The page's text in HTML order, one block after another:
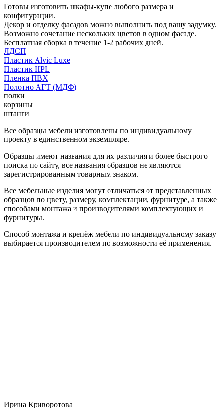
Готовы изготовить шкафы-купе любого размера и
конфигурации.
Декор и отделку фасадов можно выполнить под вашу задумку.
Возможно сочетание нескольких цветов в одном фасаде.
Бесплатная сборка в течение 1-2 рабочих дней.
ЛДСП
Пластик Alvic Luxe
Пластик HPL
Пленка ПВХ
Полотно АГТ (МДФ)
полки
корзины
штанги
Все образцы мебели изготовлены по индивидуальному
проекту в единственном экземпляре.
Образцы имеют названия для их различия и более быстрого
поиска по сайту, все названия образцов не являются
зарегистрированным товарным знаком.
Все мебельные изделия могут отличаться от представленных
образцов по цвету, размеру, комплектации, фурнитуре, а также
способами монтажа и производителями комплектующих и
фурнитуры.
Способ монтажа и крепёж мебели по индивидуальному заказу
выбирается производителем по возможности её применения.
Ирина Криворотова